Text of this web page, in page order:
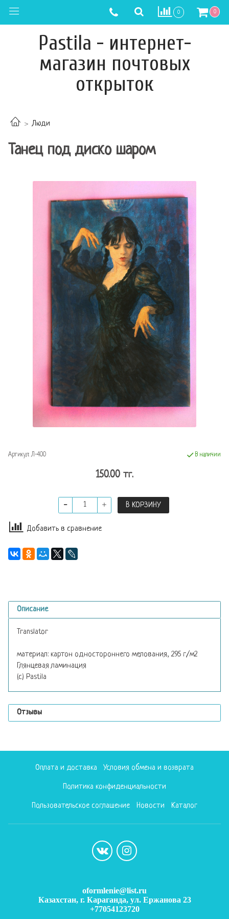
0 0
Pastila - интернет-
магазин почтовых
открыток
Люди
Танец под диско шаром
Артикул: Л-400 В наличии
150.00 тг.
В КОРЗИНУ
Добавить в сравнение
Описание
Translator
материал: картон одностороннего мелования, 295 г/м2
Глянцевая ламинация
(с) Pastila
Отзывы
Оплата и доставка Условия обмена и возврата
Политика конфиденциальности
Пользовательское соглашение Новости Каталог
oformlenie@list.ru
Казахстан, г. Караганда, ул. Ержанова 23
+77054123720